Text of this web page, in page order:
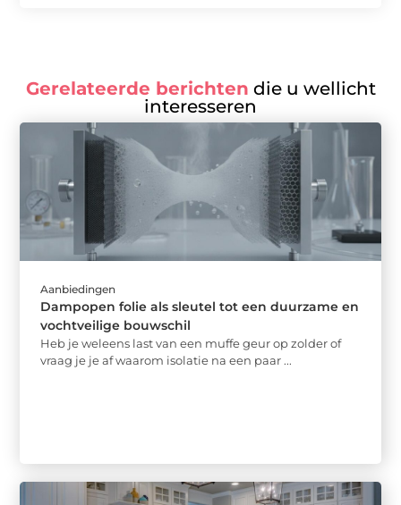
Gerelateerde berichten die u wellicht
interesseren
Aanbiedingen
Dampopen folie als sleutel tot een duurzame en
vochtveilige bouwschil
Heb je weleens last van een muffe geur op zolder of
vraag je je af waarom isolatie na een paar ...